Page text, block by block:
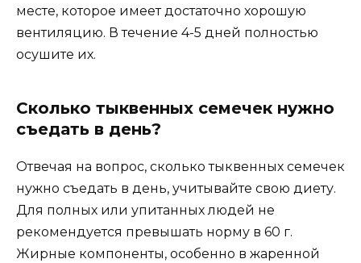
месте, которое имеет достаточно хорошую
вентиляцию. В течение 4-5 дней полностью
осушите их.
Сколько тыквенных семечек нужно
съедать в день?
Отвечая на вопрос, сколько тыквенных семечек
нужно съедать в день, учитывайте свою диету.
Для полных или упитанных людей не
рекомендуется превышать норму в 60 г.
Жирные компоненты, особенно в жаренной